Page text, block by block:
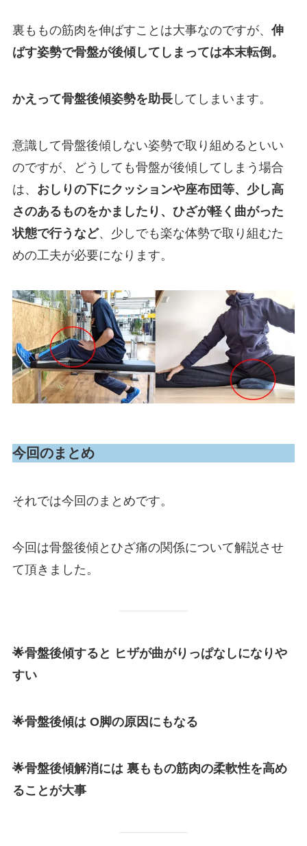
裏ももの筋肉を伸ばすことは大事なのですが、伸
ばす姿勢で骨盤が後傾してしまっては本末転倒。
かえって骨盤後傾姿勢を助長してしまいます。
意識して骨盤後傾しない姿勢で取り組めるといい
のですが、どうしても骨盤が後傾してしまう場合
は、 おしりの下にクッションや座布団等、少し高
さのあるものをかましたり、ひざが軽く曲がった
状態で行うなど、少しでも楽な体勢で取り組むた
めの工夫が必要になります。
今回のまとめ
それでは今回のまとめです。
今回は骨盤後傾とひざ痛の関係について解説させ
て頂きました。
🌟骨盤後傾すると ヒザが曲がりっぱなしになりや
すい
🌟骨盤後傾は O脚の原因にもなる
🌟骨盤後傾解消には 裏ももの筋肉の柔軟性を高め
ることが大事